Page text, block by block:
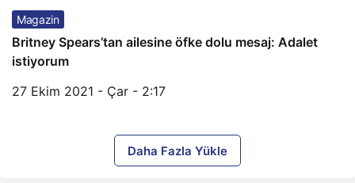
Magazin
Britney Spears’tan ailesine öfke dolu mesaj: Adalet
istiyorum
27 Ekim 2021 - Çar - 2:17
Daha Fazla Yükle